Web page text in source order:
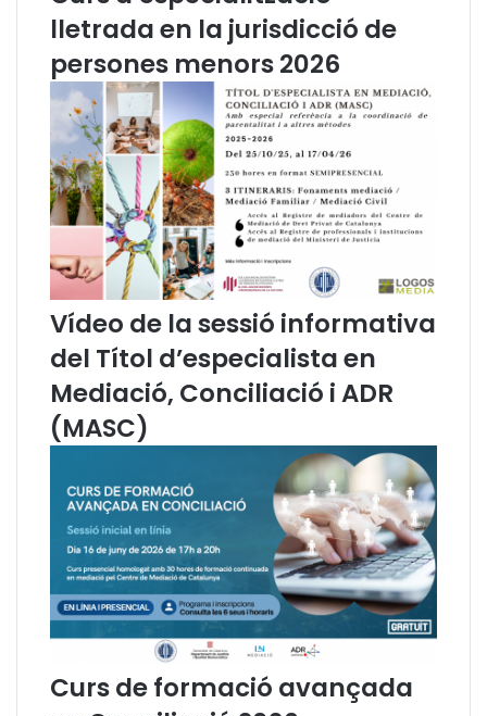
e
n
e
r
a
l
i
t
a
t
o
c
u
p
a
c
i
ó
i
m
d
i
a
i
ó
lletrada en la jurisdicció de
persones menors 2026
Vídeo de la sessió informativa
del Títol d’especialista en
Mediació, Conciliació i ADR
(MASC)
Curs de formació avançada